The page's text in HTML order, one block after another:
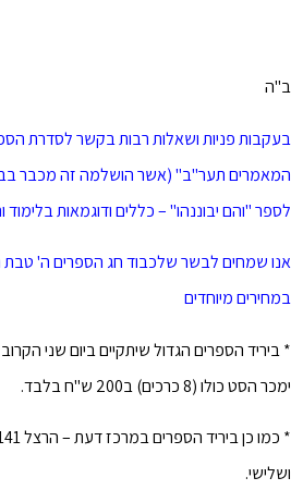
ב"ה
בעקבות פניות ושאלות רבות בקשר לסדרת
המאמרים תער"ב" (אשר הושלמה זה מכבר
לספר "והם יבוננהו" – כללים ודוגמאות
אנו שמחים לבשר שלכבוד חג הספרים ה' טבת
במחירים מיוחדים
* ביריד הספרים הגדול שיתקיים ביום שני
ימכר הסט כולו (8 כרכים) ב200 ש"ח בלבד.
ושלישי.